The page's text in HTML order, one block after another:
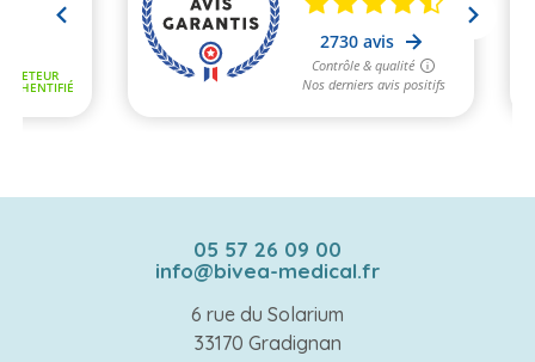
05 57 26 09 00
info@bivea-medical.fr
6 rue du Solarium
33170 Gradignan